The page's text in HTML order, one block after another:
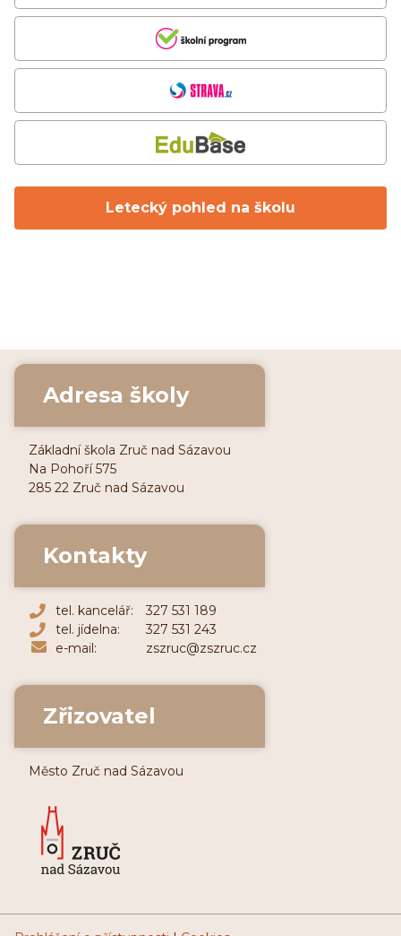
Letecký pohled na školu
Adresa školy
Základní škola Zruč nad Sázavou
Na Pohoří 575
285 22 Zruč nad Sázavou
Kontakty
tel. kancelář:
327 531 189
tel. jídelna:
327 531 243
e-mail:
zszruc@zszruc.cz
Zřizovatel
Město Zruč nad Sázavou